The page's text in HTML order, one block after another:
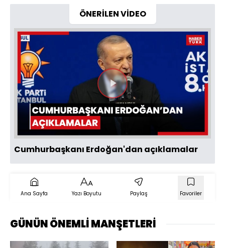
ÖNERİLEN VİDEO
Videoyu
Oynat
Cumhurbaşkanı Erdoğan'dan açıklamalar
Ana Sayfa Yazı Boyutu Paylaş Favoriler
GÜNÜN ÖNEMLİ MANŞETLERİ